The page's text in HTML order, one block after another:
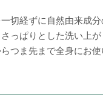
切経ずに自然由来成
っぱりとした洗い上
つま先まで全身にお使